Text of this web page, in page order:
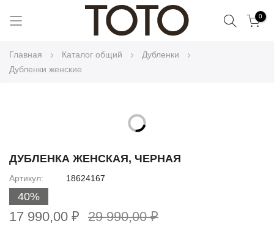
Поиск0
Content
Главная Каталог общий
Дубленки
Дубленки женские
end
of
the
images
gallery
to
beginning
the
ДУБЛЕНКА ЖЕНСКАЯ, ЧЕРНАЯ
Артикул 18624167
40%
17 990,00 ₽ 29 990,00 ₽